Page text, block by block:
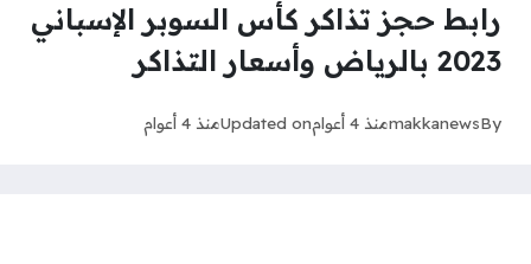
رابط حجز تذاكر كأس السوبر الإسباني
2023 بالرياض وأسعار التذاكر
By
makkanewsمنذ 4 أعوام Updated onمنذ 4 أعوام